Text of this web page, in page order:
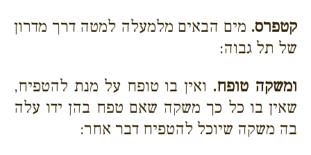
קטפרס. מים הבאים מלמעלה למטה דרך מדרון
של תל גבוה:
ומשקה טופח. ואין בו טופח על מנת להטפיח,
שאין בו כל כך משקה שאם טפח בהן ידו עלה
בה משקה שיוכל להטפיח דבר אחר: